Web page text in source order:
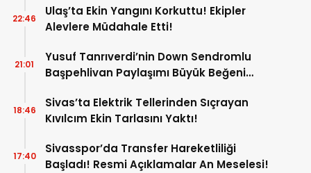
Ulaş’ta Ekin Yangını Korkuttu! Ekipler
Alevlere Müdahale Etti!
22:46
Yusuf Tanrıverdi’nin Down Sendromlu
Başpehlivan Paylaşımı Büyük Beğeni
21:01
Sivas’ta Elektrik Tellerinden Sıçrayan
Kıvılcım Ekin Tarlasını Yaktı!
18:46
Sivasspor’da Transfer Hareketliliği
Başladı! Resmi Açıklamalar An Meselesi!
17:40